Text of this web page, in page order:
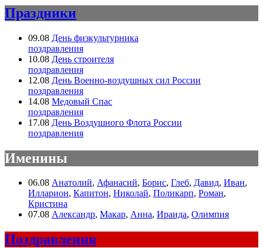
Праздники
09.08 День физкультурника
поздравления
10.08 День строителя
поздравления
12.08 День Военно-воздушных сил России
поздравления
14.08 Медовый Спас
поздравления
17.08 День Воздушного Флота России
поздравления
Именины
06.08 Анатолий, Афанасий, Борис, Глеб, Давид, Иван,
Илларион, Капитон, Николай, Поликарп, Роман,
Кристина
07.08 Александр, Макар, Анна, Ираида, Олимпия
Поздравления